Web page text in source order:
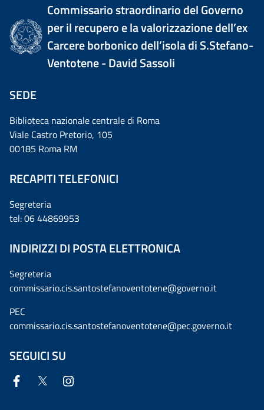
Commissario straordinario del Governo
per il recupero e la valorizzazione dell’ex
Carcere borbonico dell’isola di S.Stefano-
Ventotene - David Sassoli
SEDE
Biblioteca nazionale centrale di Roma
Viale Castro Pretorio, 105
00185 Roma RM
RECAPITI TELEFONICI
Segreteria
tel: 06 44869953
INDIRIZZI DI POSTA ELETTRONICA
Segreteria
commissario.cis.santostefanoventotene@governo.it
PEC
commissario.cis.santostefanoventotene@pec.governo.it
SEGUICI SU